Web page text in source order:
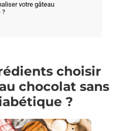
votre gâteau
?
choisir
chocolat sans
?